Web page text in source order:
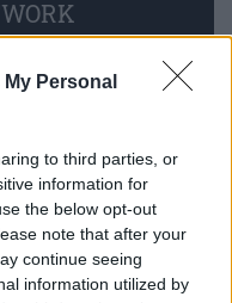
Personal
to third parties, or
information for
the below opt-out
note that after your
continue seeing
information utilized by